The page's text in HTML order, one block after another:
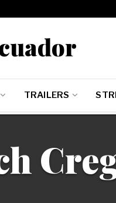
TRAILERS